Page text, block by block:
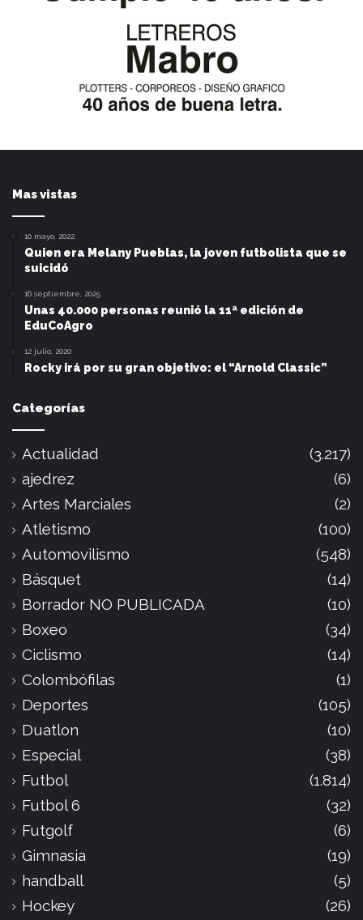
Mas vistas
10 mayo, 2022
Quien era Melany Pueblas, la joven futbolista que se
suicidó
16 septiembre, 2025
Unas 40.000 personas reunió la 11ª edición de
EduCoAgro
12 julio, 2020
Rocky irá por su gran objetivo: el “Arnold Classic”
Categorías
Actualidad
(3.217)
ajedrez
(6)
Artes Marciales
(2)
Atletismo
(100)
Automovilismo
(548)
Básquet
(14)
Borrador NO PUBLICADA
(10)
Boxeo
(34)
Ciclismo
(14)
Colombófilas
(1)
Deportes
(105)
Duatlon
(10)
Especial
(38)
Futbol
(1.814)
Futbol 6
(32)
Futgolf
(6)
Gimnasia
(19)
handball
(5)
Hockey
(26)